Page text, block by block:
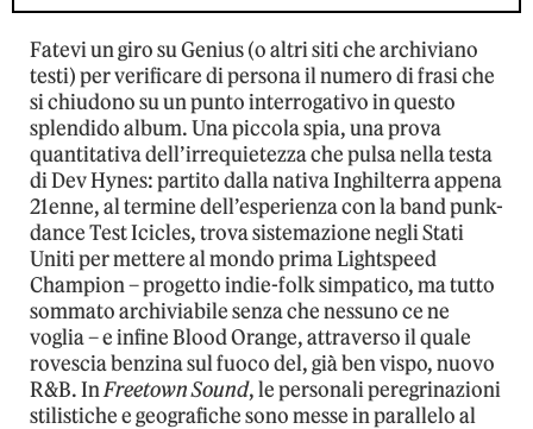
Fatevi un giro su Genius (o altri siti che archiviano
testi) per verificare di persona il numero di frasi che
si chiudono su un punto interrogativo in questo
splendido album. Una piccola spia, una prova
quantitativa dell’irrequietezza che pulsa nella testa
di Dev Hynes: partito dalla nativa Inghilterra appena
21enne, al termine dell’esperienza con la band punk-
dance Test Icicles, trova sistemazione negli Stati
Uniti per mettere al mondo prima Lightspeed
Champion – progetto indie-folk simpatico, ma tutto
sommato archiviabile senza che nessuno ce ne
voglia – e infine Blood Orange, attraverso il quale
rovescia benzina sul fuoco del, già ben vispo, nuovo
R&B. InFreetown Sound, le personali peregrinazioni
stilistiche e geografiche sono messe in parallelo al